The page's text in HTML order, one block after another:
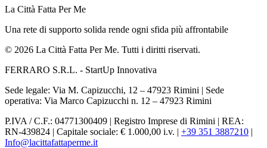
La Città Fatta Per Me
Una rete di supporto solida rende ogni sfida più affrontabile
© 2026 La Città Fatta Per Me. Tutti i diritti riservati.
FERRARO S.R.L. - StartUp Innovativa
Sede legale: Via M. Capizucchi, 12 – 47923 Rimini | Sede
operativa: Via Marco Capizucchi n. 12 – 47923 Rimini
P.IVA / C.F.: 04771300409 | Registro Imprese di Rimini | REA:
RN-439824 | Capitale sociale: € 1.000,00 i.v. | +39 351 3887210 |
Info@lacittafattaperme.it